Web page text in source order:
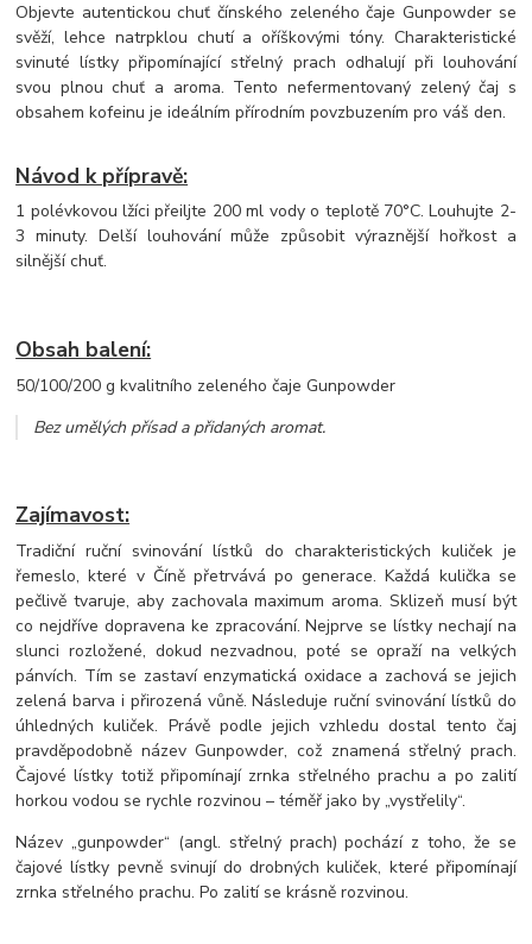
Objevte autentickou chuť čínského zeleného čaje Gunpowder se
svěží, lehce natrpklou chutí a oříškovými tóny. Charakteristické
svinuté lístky připomínající střelný prach odhalují při louhování
svou plnou chuť a aroma. Tento nefermentovaný zelený čaj s
obsahem kofeinu je ideálním přírodním povzbuzením pro váš den.
Návod k přípravě:
1 polévkovou lžíci přeiljte 200 ml vody o teplotě 70°C. Louhujte 2-
3 minuty. Delší louhování může způsobit výraznější hořkost a
silnější chuť.
Obsah balení:
50/100/200 g kvalitního zeleného čaje Gunpowder
Bez umělých přísad a přidaných aromat.
Zajímavost:
Tradiční ruční svinování lístků do charakteristických kuliček je
řemeslo, které v Číně přetrvává po generace. Každá kulička se
pečlivě tvaruje, aby zachovala maximum aroma. Sklizeň musí být
co nejdříve dopravena ke zpracování. Nejprve se lístky nechají na
slunci rozložené, dokud nezvadnou, poté se opraží na velkých
pánvích. Tím se zastaví enzymatická oxidace a zachová se jejich
zelená barva i přirozená vůně. Následuje ruční svinování lístků do
úhledných kuliček. Právě podle jejich vzhledu dostal tento čaj
pravděpodobně název Gunpowder, což znamená střelný prach.
Čajové lístky totiž připomínají zrnka střelného prachu a po zalití
horkou vodou se rychle rozvinou – téměř jako by „vystřelily“.
Název „gunpowder“ (angl. střelný prach) pochází z toho, že se
čajové lístky pevně svinují do drobných kuliček, které připomínají
zrnka střelného prachu. Po zalití se krásně rozvinou.